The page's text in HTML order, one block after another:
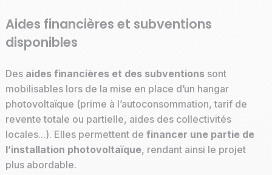
Aides financières et subventions
disponibles
Des aides financières et des subventionssont
mobilisables lors de la mise en place d’un hangar
photovoltaïque (prime à l’autoconsommation, tarif de
revente totale ou partielle, aides des collectivités
locales...). Elles permettent de financer une partie de
l’installation photovoltaïque, rendant ainsi le projet
plus abordable.